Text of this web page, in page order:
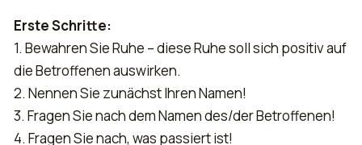
Erste Schritte:
1. Bewahren Sie Ruhe – diese Ruhe soll sich positiv auf
die Betroffenen auswirken.
2. Nennen Sie zunächst Ihren Namen!
3. Fragen Sie nach dem Namen des/der Betroffenen!
4. Fragen Sie nach, was passiert ist!